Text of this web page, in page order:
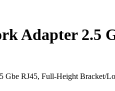
Adapter 2.5
RJ45, Full-Height